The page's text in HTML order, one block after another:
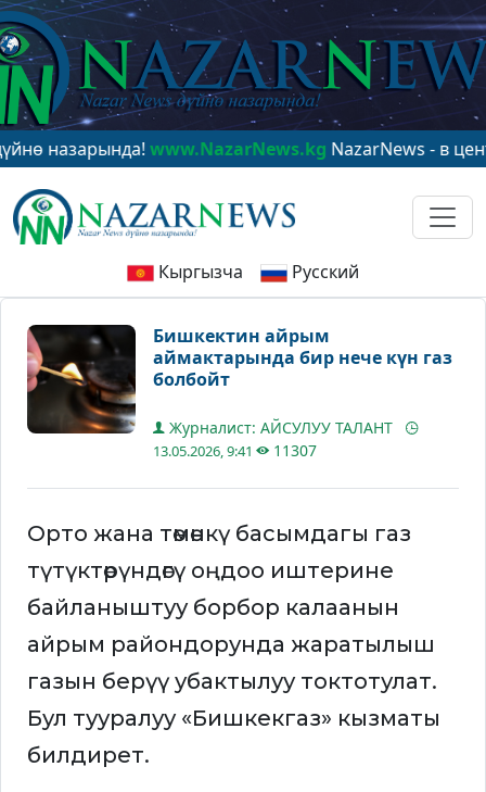
www.NazarNews.kgNazarNews - в центре
Кыргызча Русский
Бишкектин айрым
аймактарында бир нече күн газ
болбойт
Журналист: АЙСУЛУУ ТАЛАНТ
13.05.2026, 9:41 11307
Орто жана төмөнкү басымдагы газ
түтүктөрүндөгү оңдоо иштерине
байланыштуу борбор калаанын
айрым райондорунда жаратылыш
газын берүү убактылуу токтотулат.
Бул тууралуу «Бишкекгаз» кызматы
билдирет.